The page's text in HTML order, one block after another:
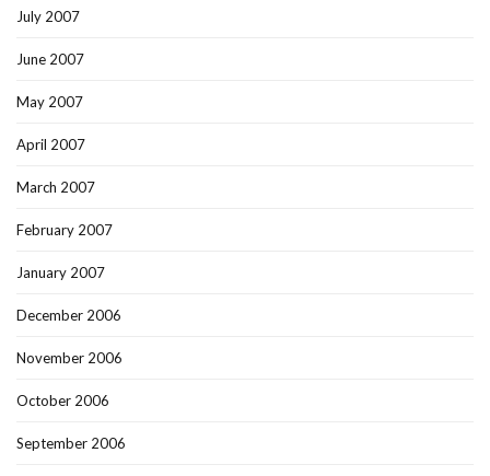
July 2007
June 2007
May 2007
April 2007
March 2007
February 2007
January 2007
December 2006
November 2006
October 2006
September 2006